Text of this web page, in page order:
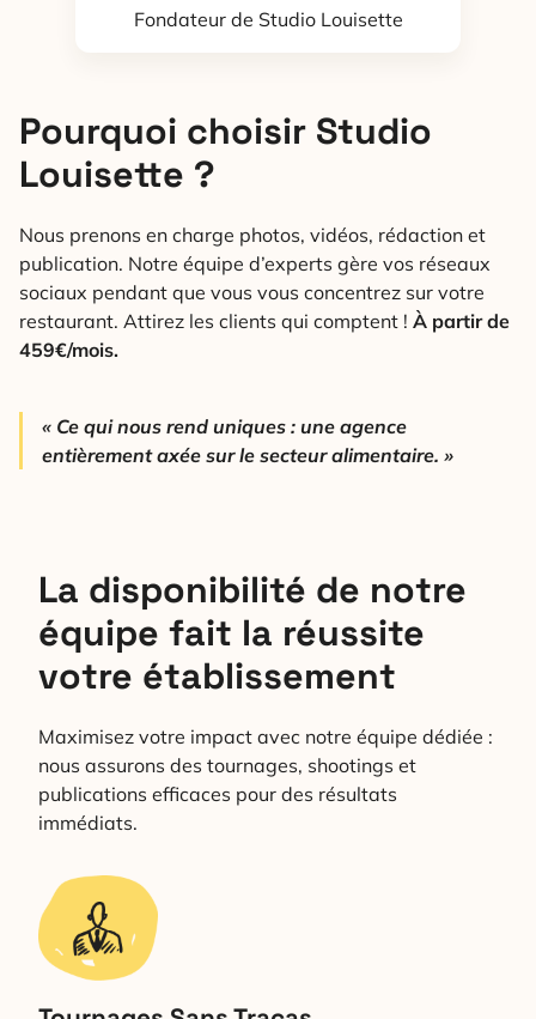
Fondateur de Studio Louisette
Pourquoi choisir Studio
Louisette ?
Nous prenons en charge photos, vidéos, rédaction et
publication. Notre équipe d’experts gère vos réseaux
sociaux pendant que vous vous concentrez sur votre
restaurant. Attirez les clients qui comptent ! À partir de
459€/mois.
« Ce qui nous rend uniques : une agence
entièrement axée sur le secteur alimentaire. »
La disponibilité de notre
équipe fait la réussite
votre établissement
Maximisez votre impact avec notre équipe dédiée :
nous assurons des tournages, shootings et
publications efficaces pour des résultats
immédiats.